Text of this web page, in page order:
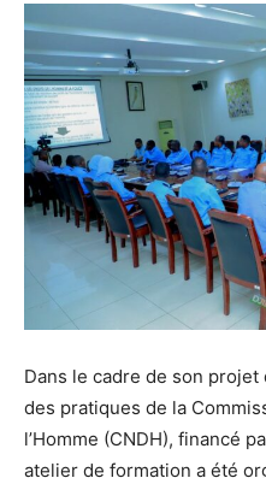
Dans le cadre de son projet
des pratiques de la
l’Homme (CNDH), financé
atelier de formation a été